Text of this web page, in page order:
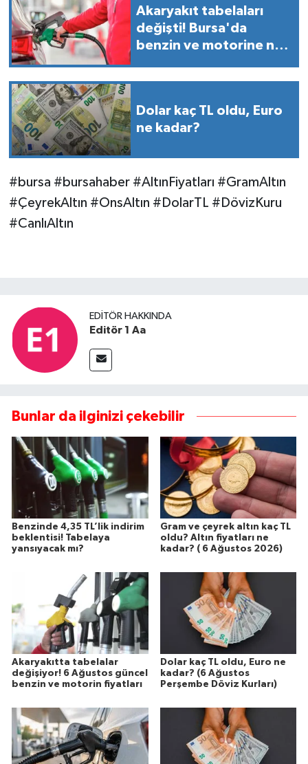
Akaryakıt tabelaları
değişti! Bursa'da
benzin ve motorine ne
Dolar kaç TL oldu, Euro
ne kadar?
#bursa #bursahaber #AltınFiyatları #GramAltın
#ÇeyrekAltın #OnsAltın #DolarTL #DövizKuru
#CanlıAltın
EDITÖR HAKKINDA
Editör 1 Aa
Bunlar da ilginizi çekebilir
Benzinde 4,35 TL’lik indirim
beklentisi! Tabelaya
yansıyacak mı?
Gram ve çeyrek altın kaç TL
oldu? Altın fiyatları ne
kadar? ( 6 Ağustos 2026)
Akaryakıtta tabelalar
değişiyor! 6 Ağustos güncel
benzin ve motorin fiyatları
Dolar kaç TL oldu, Euro ne
kadar? (6 Ağustos
Perşembe Döviz Kurları)